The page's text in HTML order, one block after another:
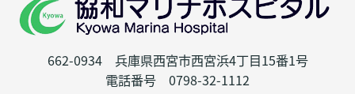
662-0934 兵庫県西宮市西宮浜4丁目15番1号
電話番号 0798-32-1112